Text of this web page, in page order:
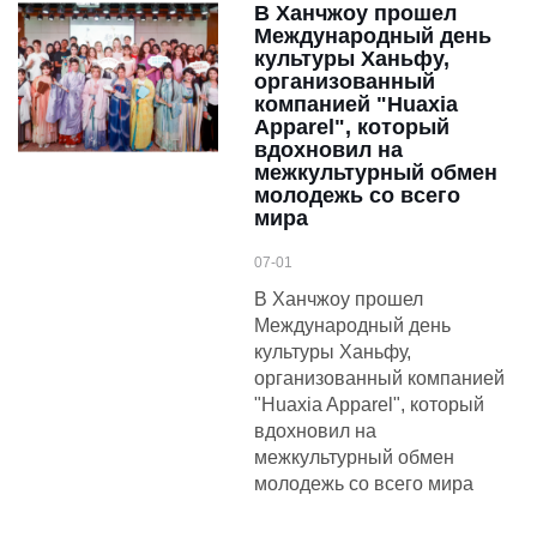
В Ханчжоу прошел
Международный день
культуры Ханьфу,
организованный
компанией "Huaxia
Apparel", который
вдохновил на
межкультурный обмен
молодежь со всего
мира
07-01
В Ханчжоу прошел
Международный день
культуры Ханьфу,
организованный компанией
"Huaxia Apparel", который
вдохновил на
межкультурный обмен
молодежь со всего мира